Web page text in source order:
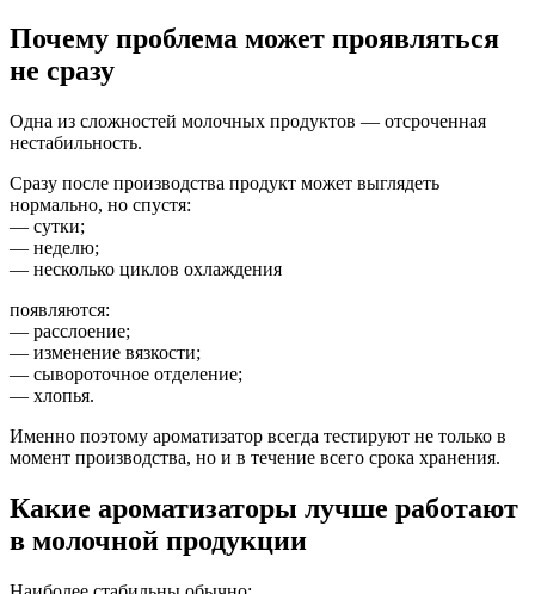
Почему проблема может проявляться
не сразу
Одна из сложностей молочных продуктов — отсроченная
нестабильность.
Сразу после производства продукт может выглядеть
нормально, но спустя:
— сутки;
— неделю;
— несколько циклов охлаждения
появляются:
— расслоение;
— изменение вязкости;
— сывороточное отделение;
— хлопья.
Именно поэтому ароматизатор всегда тестируют не только в
момент производства, но и в течение всего срока хранения.
Какие ароматизаторы лучше работают
в молочной продукции